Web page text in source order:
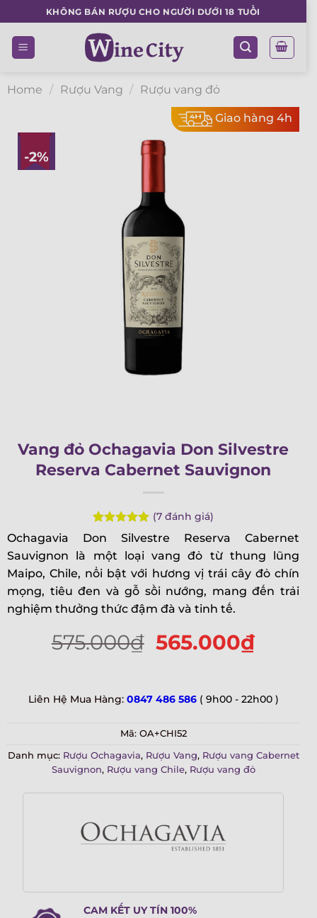
to
content
KHÔNG BÁN RƯỢU CHO NGƯỜI DƯỚI 18 TUỔI
Home / Rượu Vang / Rượu vang đỏ
Giao hàng 4h
-2%
Vang đỏ Ochagavia Don Silvestre
Reserva Cabernet Sauvignon
Rated5.00
out of 5
based on
7
customer
ratings
(7đánh giá)
Ochagavia Don Silvestre Reserva Cabernet
Sauvignon là một loại vang đỏ từ thung lũng
Maipo, Chile, nổi bật với hương vị trái cây đỏ chín
mọng, tiêu đen và gỗ sồi nướng, mang đến trải
nghiệm thưởng thức đậm đà và tinh tế.
575.000₫ 565.000₫
Liên Hệ Mua Hàng: 0847 486 586 ( 9h00 - 22h00 )
Mã: OA+CHI52
Danh mục: Rượu Ochagavia, Rượu Vang, Rượu vang Cabernet
Sauvignon, Rượu vang Chile, Rượu vang đỏ
CAM KẾT UY TÍN 100%